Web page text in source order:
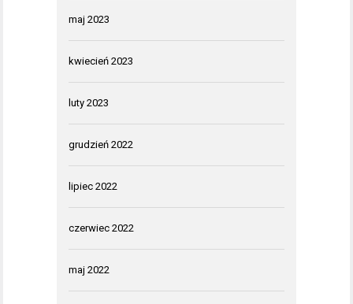
maj 2023
kwiecień 2023
luty 2023
grudzień 2022
lipiec 2022
czerwiec 2022
maj 2022